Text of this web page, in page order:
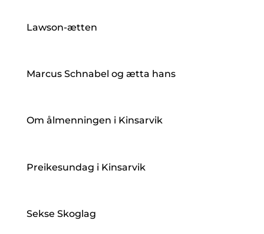
Lawson-ætten
Marcus Schnabel og ætta hans
Om ålmenningen i Kinsarvik
Preikesundag i Kinsarvik
Sekse Skoglag